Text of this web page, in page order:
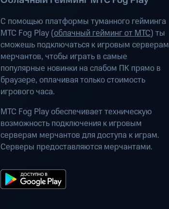
С помощью платформы туманного гейминга
МТС Fog Play (облачный гейминг от МТС) ты
сможешь подключаться к игровым серверам
мерчантов, чтобы играть в самые
популярные новинки на слабом ПК прямо в
браузере, оплачивая только стоимость
игрового часа.
МТС Fog Play обеспечивает техническую
возможность подключения к игровым
серверам мерчантов для доступа к играм.
Серверы предоставляются мерчантами.